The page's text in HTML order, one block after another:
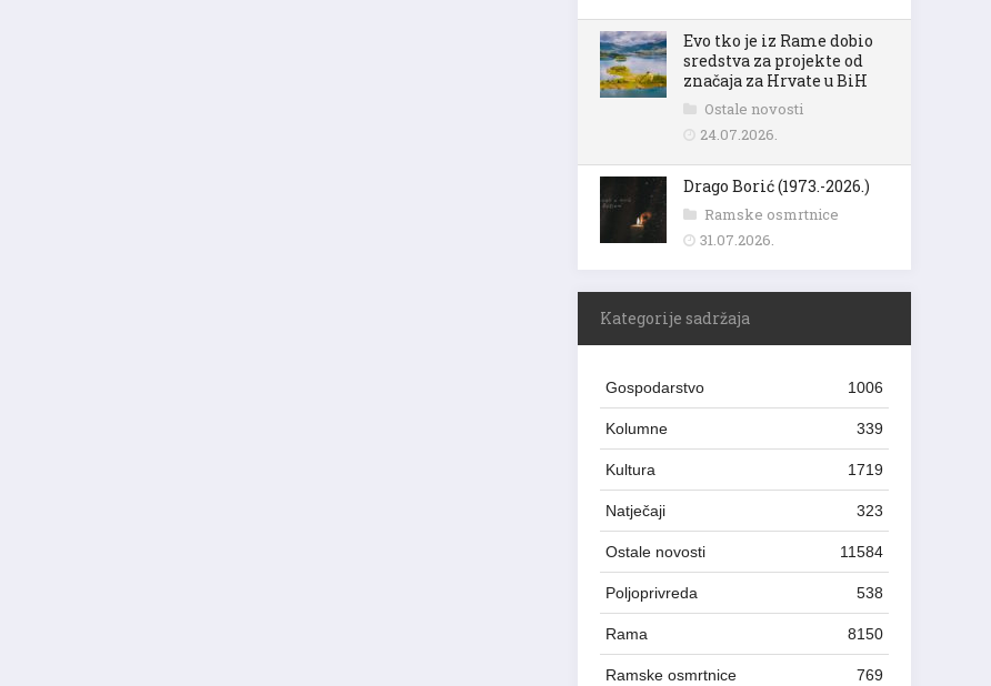
Evo tko je iz Rame dobio
sredstva za projekte od
značaja za Hrvate u BiH
Ostale novosti
24.07.2026.
Drago Borić (1973.-2026.)
Ramske osmrtnice
31.07.2026.
Kategorije sadržaja
Gospodarstvo 1006
Kolumne 339
Kultura 1719
Natječaji 323
Ostale novosti 11584
Poljoprivreda 538
Rama 8150
Ramske osmrtnice 769